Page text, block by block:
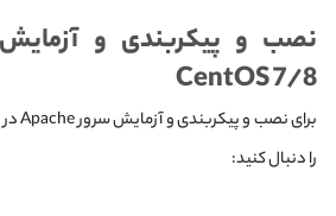
نصب و پیکربندی و
CentOS 7/8
را دنبال کنید: